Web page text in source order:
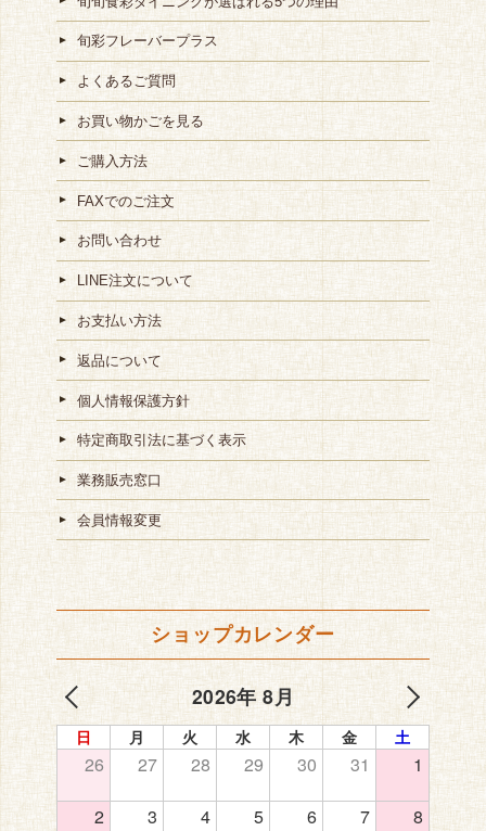
旬彩フレーバープラス
よくあるご質問
お買い物かごを見る
ご購入方法
FAXでのご注文
お問い合わせ
LINE注文について
お支払い方法
返品について
個人情報保護方針
特定商取引法に基づく表示
業務販売窓口
会員情報変更
ショップカレンダー
2026年 8月
日 月 火 水 木 金 土
26 27 28 29 30 31 1
2 3 4 5 6 7 8